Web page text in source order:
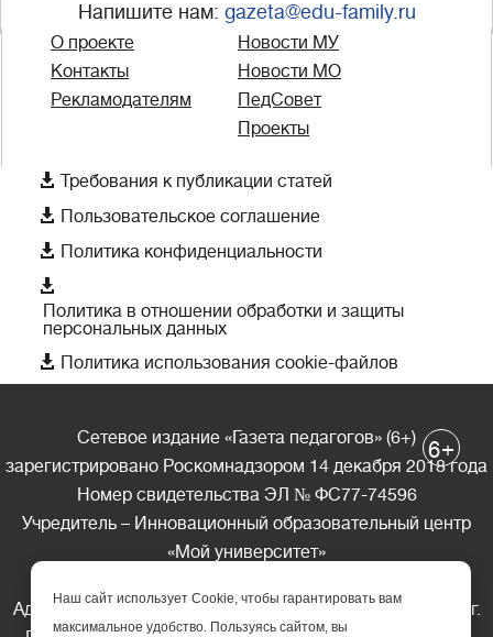
Напишите нам: gazeta@edu-family.ru
О проекте
Контакты
Рекламодателям
Новости МУ
Новости МО
ПедСовет
Проекты
 Требования к публикации статей
 Пользовательское соглашение
 Политика конфиденциальности

Политика в отношении обработки и защиты
персональных данных
 Политика использования cookie-файлов
Сетевое издание «Газета педагогов» (6+)
зарегистрировано Роскомнадзором 14 декабря 2018 года
Номер свидетельства ЭЛ № ФС77-74596
Учредитель – Инновационный образовательный центр
«Мой университет»
Адрес редакции: 185035 Россия, Республика Карелия, г.
6+
Наш сайт использует Cookie, чтобы гарантировать вам
максимальное удобство. Пользуясь сайтом, вы